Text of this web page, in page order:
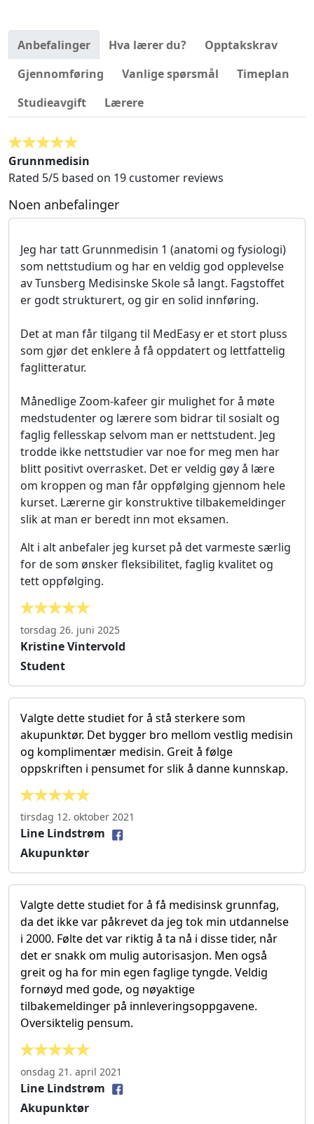
Anbefalinger Hva lærer du?
Opptakskrav
Gjennomføring
Vanlige spørsmål
Timeplan
Studieavgift
Lærere
Grunnmedisin
Rated 5/5 based on 19 customer reviews
Noen anbefalinger
Jeg har tatt Grunnmedisin 1 (anatomi og fysiologi)
som nettstudium og har en veldig god opplevelse
av Tunsberg Medisinske Skole så langt. Fagstoffet
er godt strukturert, og gir en solid innføring.
Det at man får tilgang til MedEasy er et stort pluss
som gjør det enklere å få oppdatert og lettfattelig
faglitteratur.
Månedlige Zoom-kafeer gir mulighet for å møte
medstudenter og lærere som bidrar til sosialt og
faglig fellesskap selvom man er nettstudent. Jeg
trodde ikke nettstudier var noe for meg men har
blitt positivt overrasket. Det er veldig gøy å lære
om kroppen og man får oppfølging gjennom hele
kurset. Lærerne gir konstruktive tilbakemeldinger
slik at man er beredt inn mot eksamen.
Alt i alt anbefaler jeg kurset på det varmeste særlig
for de som ønsker fleksibilitet, faglig kvalitet og
tett oppfølging.
torsdag 26. juni 2025
Kristine Vintervold
Student
Valgte dette studiet for å stå sterkere som
akupunktør. Det bygger bro mellom vestlig medisin
og komplimentær medisin. Greit å følge
oppskriften i pensumet for slik å danne kunnskap.
tirsdag 12. oktober 2021
Line Lindstrøm
Akupunktør
Valgte dette studiet for å få medisinsk grunnfag,
da det ikke var påkrevet da jeg tok min utdannelse
i 2000. Følte det var riktig å ta nå i disse tider, når
det er snakk om mulig autorisasjon. Men også
greit og ha for min egen faglige tyngde. Veldig
fornøyd med gode, og nøyaktige
tilbakemeldinger på innleveringsoppgavene.
Oversiktelig pensum.
onsdag 21. april 2021
Line Lindstrøm
Akupunktør